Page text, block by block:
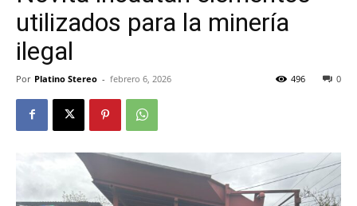
utilizados para la minería
ilegal
Por Platino Stereo - febrero 6, 2026 0
496